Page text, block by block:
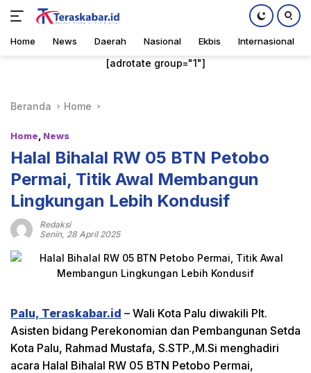
Home News Daerah Nasional Ekbis Internasional
[adrotate group="1"]
Beranda Home
Home News
Halal Bihalal RW 05 BTN Petobo
Permai, Titik Awal Membangun
Lingkungan Lebih Kondusif
Redaksi
Senin, 28 April 2025
Palu, Teraskabar.id – Wali Kota Palu diwakili Plt.
Asisten bidang Perekonomian dan Pembangunan Setda
Kota Palu, Rahmad Mustafa, S.STP.,M.Si menghadiri
acara Halal Bihalal RW 05 BTN Petobo Permai,